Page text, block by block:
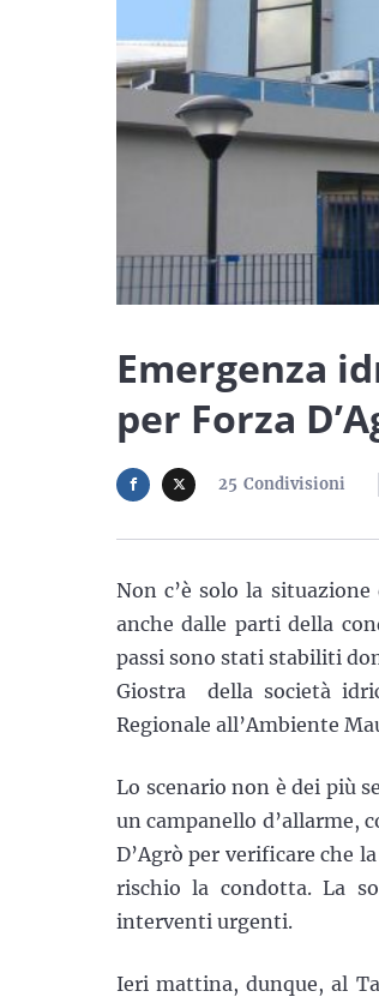
Emergenza
per Forza
25 Condivisioni
Non c’è solo la
anche dalle parti della
passi sono stati stabiliti
Giostra della società
Regionale all’Ambiente
Lo scenario non è dei più
un campanello d’allarme,
D’Agrò per verificare che
rischio la condotta. La
interventi urgenti.
Ieri mattina, dunque, al